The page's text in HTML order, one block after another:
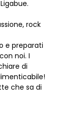
rock
e preparati
noi. I
di
che sa di